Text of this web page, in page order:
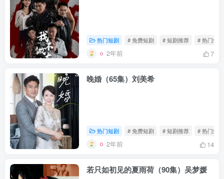
热门短剧 # 免费短剧 # 短剧推荐 # 热门短剧
2年前 7
晚婚（65集）刘美希
热门短剧 # 免费短剧 # 短剧推荐 # 热门短剧
2年前 14
若只如初见的夏雨荷（90集）吴梦媛